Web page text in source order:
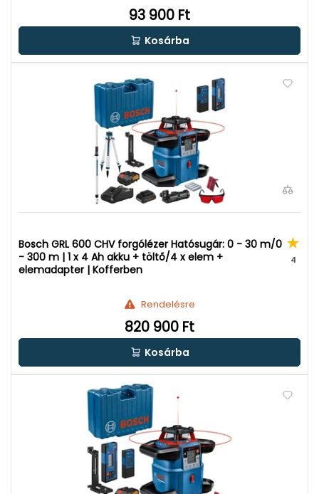
93 900 Ft
Kosárba
Bosch GRL 600 CHV forgólézer Hatósugár: 0 - 30 m/0
- 300 m | 1 x 4 Ah akku + töltő/4 x elem +
elemadapter | Kofferben
4
Rendelésre
820 900 Ft
Kosárba